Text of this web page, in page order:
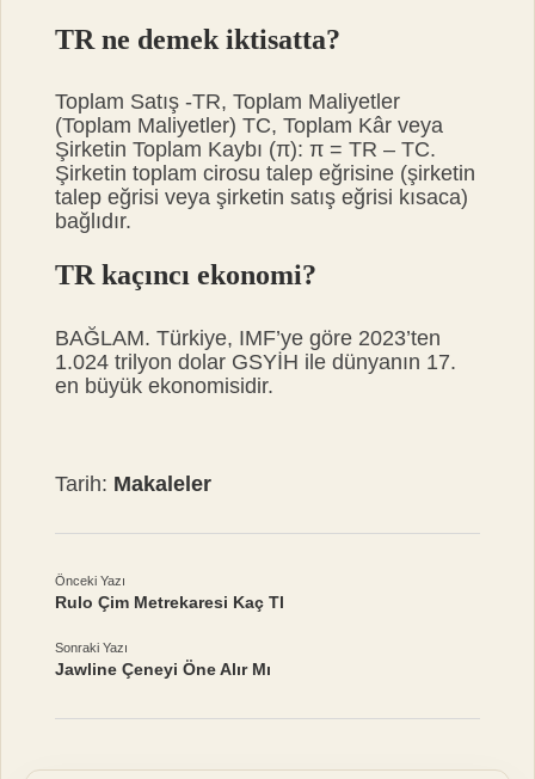
TR ne demek iktisatta?
Toplam Satış -TR, Toplam Maliyetler
(Toplam Maliyetler) TC, Toplam Kâr veya
Şirketin Toplam Kaybı (π): π = TR – TC.
Şirketin toplam cirosu talep eğrisine (şirketin
talep eğrisi veya şirketin satış eğrisi kısaca)
bağlıdır.
TR kaçıncı ekonomi?
BAĞLAM. Türkiye, IMF’ye göre 2023’ten
1.024 trilyon dolar GSYİH ile dünyanın 17.
en büyük ekonomisidir.
Tarih: Makaleler
Önceki Yazı
Rulo Çim Metrekaresi Kaç Tl
Sonraki Yazı
Jawline Çeneyi Öne Alır Mı